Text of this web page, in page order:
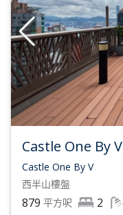
Castle One By V
Castle One By V
西半山樓盤
879 平方呎 2